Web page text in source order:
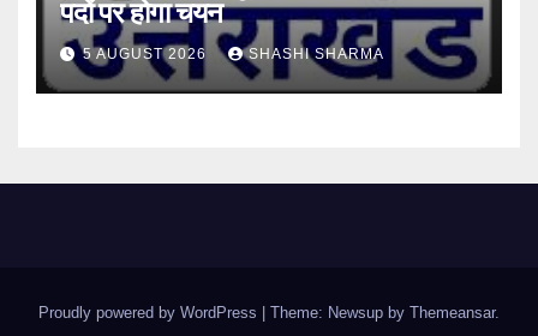
पदों पर होगा चयन
5 AUGUST 2026 SHASHI SHARMA
Proudly powered by WordPress Theme: Newsup by Themeansar.